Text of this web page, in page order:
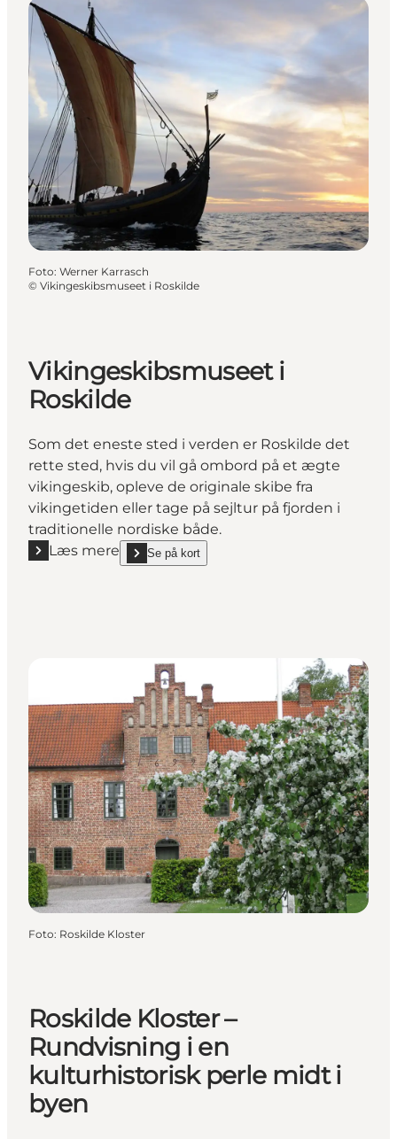
Foto: Werner Karrasch
© Vikingeskibsmuseet i Roskilde
Vikingeskibsmuseet i
Roskilde
Som det eneste sted i verden er Roskilde det
rette sted, hvis du vil gå ombord på et ægte
vikingeskib, opleve de originale skibe fra
vikingetiden eller tage på sejltur på fjorden i
traditionelle nordiske både.
Læs mere
Læs mere "Vikingeskibsmuseet i Roskilde"
Se på kort
show Vikingeskibsmuseet i Roskilde on_map
Foto: Roskilde Kloster
Roskilde Kloster –
Rundvisning i en
kulturhistorisk perle midt i
byen